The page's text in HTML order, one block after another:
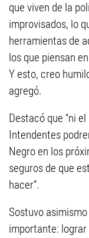
que viven de la
improvisados, lo
herramientas de
los que piensan
Y esto, creo
agregó.
Destacó que “ni
Intendentes
Negro en los
seguros de que
hacer”.
Sostuvo
importante: